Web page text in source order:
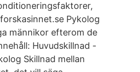
Pykolog
männikor efterom de
Huvudskillnad -
Skillnad mellan